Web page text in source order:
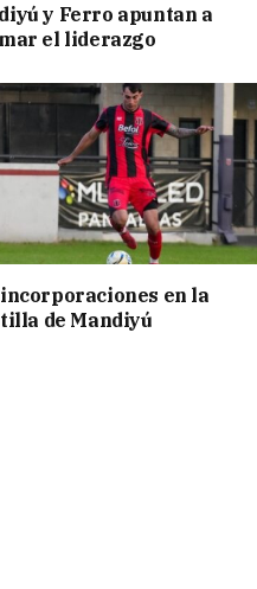
y Ferro apuntan a
el liderazgo
incorporaciones en la
de Mandiyú